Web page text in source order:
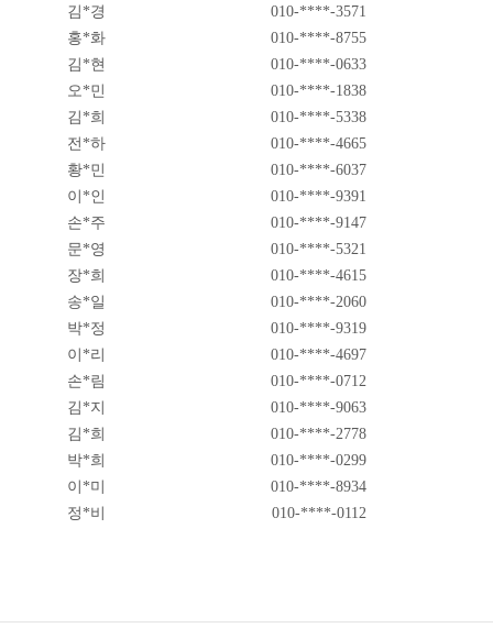
김*경
010-****-3571
홍*화
010-****-8755
김*현
010-****-0633
오*민
010-****-1838
김*희
010-****-5338
전*하
010-****-4665
황*민
010-****-6037
이*인
010-****-9391
손*주
010-****-9147
문*영
010-****-5321
장*희
010-****-4615
송*일
010-****-2060
박*정
010-****-9319
이*리
010-****-4697
손*림
010-****-0712
김*지
010-****-9063
김*희
010-****-2778
박*희
010-****-0299
이*미
010-****-8934
정*비
010-****-0112